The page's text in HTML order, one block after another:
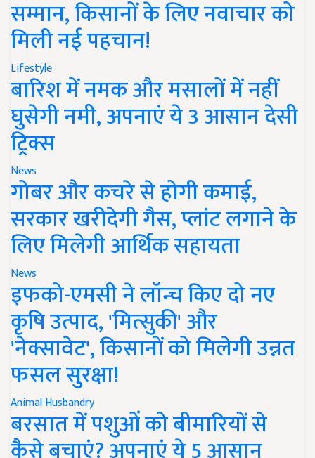
सम्मान, किसानों के लिए नवाचार को
मिली नई पहचान!
Lifestyle
बारिश में नमक और मसालों में नहीं
घुसेगी नमी, अपनाएं ये 3 आसान देसी
ट्रिक्स
News
गोबर और कचरे से होगी कमाई,
सरकार खरीदेगी गैस, प्लांट लगाने के
लिए मिलेगी आर्थिक सहायता
News
इफको-एमसी ने लॉन्च किए दो नए
कृषि उत्पाद, 'मित्सुकी' और
'नेक्सावेट', किसानों को मिलेगी उन्नत
फसल सुरक्षा!
Animal Husbandry
बरसात में पशुओं को बीमारियों से